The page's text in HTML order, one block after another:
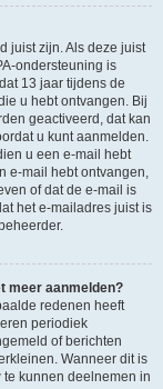
juist zijn. Als deze juist
ondersteuning is
13 jaar tijdens de
u hebt ontvangen. Bij
geactiveerd, dat kan
u kunt aanmelden.
u een e-mail hebt
e-mail hebt ontvangen,
of dat de e-mail is
het e-mailadres juist is
meer aanmelden?
redenen heeft
periodiek
of berichten
Wanneer dit is
kunnen deelnemen in